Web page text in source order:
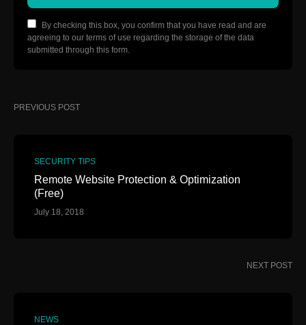
By checking this box, you confirm that you have read and are
agreeing to our terms of use regarding the storage of the data
submitted through this form.
PREVIOUS POST
SECURITY TIPS
Remote Website Protection & Optimization
(Free)
July 18, 2018
NEXT POST
NEWS